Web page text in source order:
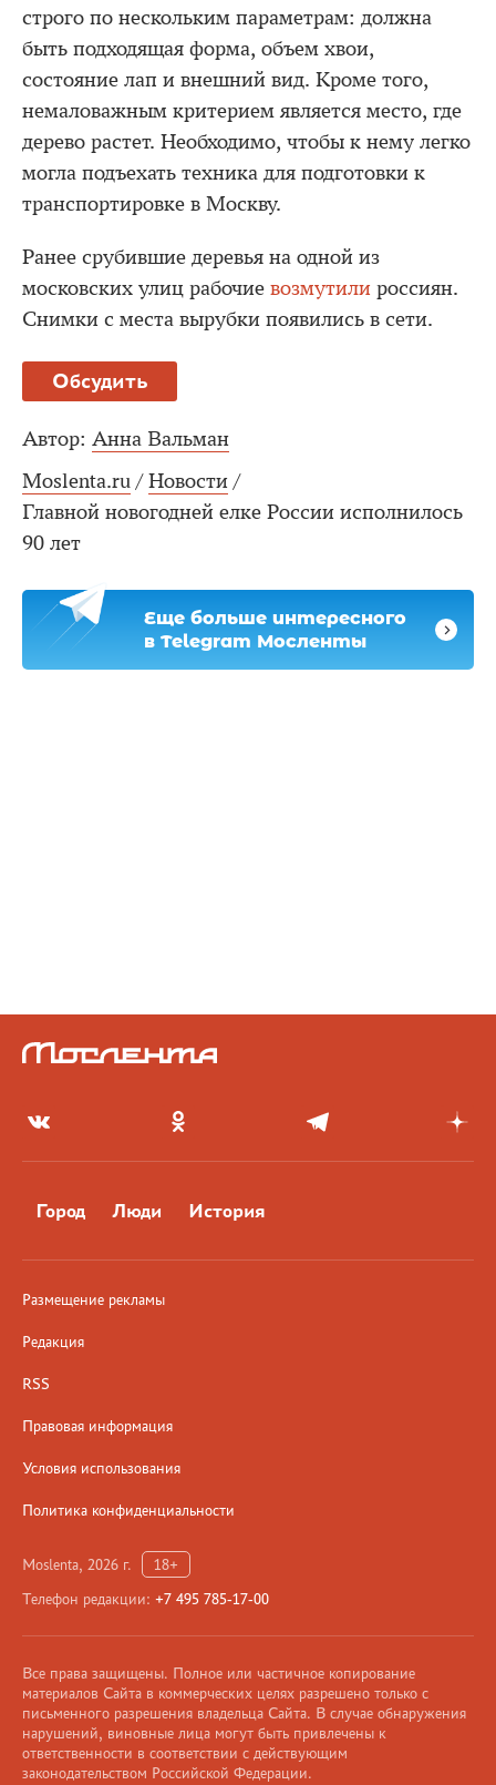
строго по нескольким параметрам: должна
быть подходящая форма, объем хвои,
состояние лап и внешний вид. Кроме того,
немаловажным критерием является место, где
дерево растет. Необходимо, чтобы к нему легко
могла подъехать техника для подготовки к
транспортировке в Москву.
Ранее срубившие деревья на одной из
московских улиц рабочие возмутили россиян.
Снимки с места вырубки появились в сети.
Обсудить
Автор: Анна Вальман
Moslenta.ru / Новости /
Главной новогодней елке России исполнилось
90 лет
Еще больше интересного
в Telegram Мосленты
Город Люди История
Размещение рекламы
Редакция
RSS
Правовая информация
Условия использования
Политика конфиденциальности
Moslenta, 2026 г.
18+
Телефон редакции: +7 495 785-17-00
Все права защищены. Полное или частичное копирование
материалов Сайта в коммерческих целях разрешено только с
письменного разрешения владельца Сайта. В случае обнаружения
нарушений, виновные лица могут быть привлечены к
ответственности в соответствии с действующим
законодательством Российской Федерации.